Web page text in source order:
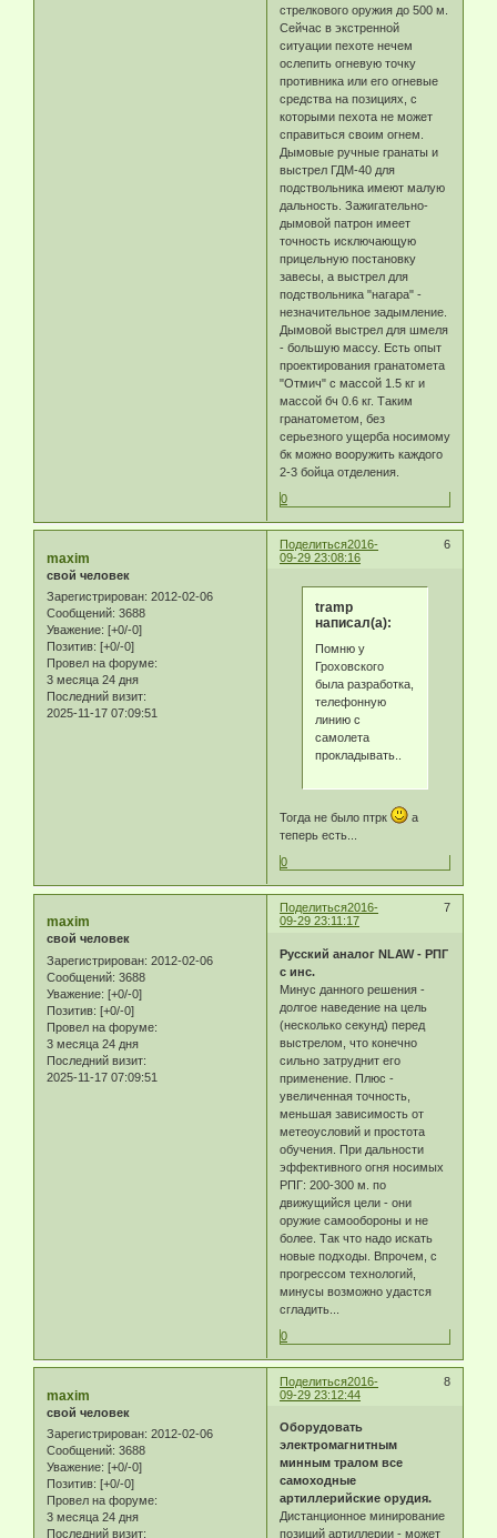
стрелкового оружия до 500 м.
Сейчас в экстренной
ситуации пехоте нечем
ослепить огневую точку
противника или его огневые
средства на позициях, с
которыми пехота не может
справиться своим огнем.
Дымовые ручные гранаты и
выстрел ГДМ-40 для
подствольника имеют малую
дальность. Зажигательно-
дымовой патрон имеет
точность исключающую
прицельную постановку
завесы, а выстрел для
подствольника "нагара" -
незначительное задымление.
Дымовой выстрел для шмеля
- большую массу. Есть опыт
проектирования гранатомета
"Отмич" с массой 1.5 кг и
массой бч 0.6 кг. Таким
гранатометом, без
серьезного ущерба носимому
бк можно вооружить каждого
2-3 бойца отделения.
0
Поделиться 6
2016-
09-29 23:08:16
maxim
свой человек
Зарегистрирован: 2012-02-06
Сообщений: 3688
Уважение: [+0/-0]
Позитив: [+0/-0]
Провел на форуме:
3 месяца 24 дня
Последний визит:
2025-11-17 07:09:51
tramp
написал(а):
Помню у
Гроховского
была разработка,
телефонную
линию с
самолета
прокладывать..
Тогда не было птрк
а
теперь есть...
0
Поделиться 7
2016-
09-29 23:11:17
maxim
свой человек
Зарегистрирован: 2012-02-06
Сообщений: 3688
Уважение: [+0/-0]
Позитив: [+0/-0]
Провел на форуме:
3 месяца 24 дня
Последний визит:
2025-11-17 07:09:51
Русский аналог NLAW - РПГ
с инс.
Минус данного решения -
долгое наведение на цель
(несколько секунд) перед
выстрелом, что конечно
сильно затруднит его
применение. Плюс -
увеличенная точность,
меньшая зависимость от
метеоусловий и простота
обучения. При дальности
эффективного огня носимых
РПГ: 200-300 м. по
движущийся цели - они
оружие самообороны и не
более. Так что надо искать
новые подходы. Впрочем, с
прогрессом технологий,
минусы возможно удастся
сгладить...
0
Поделиться 8
2016-
09-29 23:12:44
maxim
свой человек
Зарегистрирован: 2012-02-06
Сообщений: 3688
Уважение: [+0/-0]
Позитив: [+0/-0]
Провел на форуме:
3 месяца 24 дня
Последний визит:
Оборудовать
электромагнитным
минным тралом все
самоходные
артиллерийские орудия.
Дистанционное минирование
позиций артиллерии - может